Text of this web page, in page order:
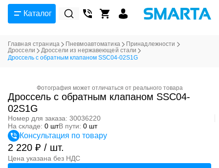
Каталог
Главная страница Пневмоавтоматика
Принадлежности
Дроссели
Дроссели из нержавеющей стали
Дроссель с обратным клапаном SSC04-02S1G
Фотография может отличаться от реального товара
Дроссель с обратным клапаном SSC04-
02S1G
Номер для заказа: 30036220
На складе: 0 штВ пути: 0 шт
Консультация по товару
2 220 ₽ / шт.
Цена указана без НДС